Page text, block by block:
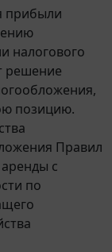
прибыли
налогового
решение
позицию.
Правил
с
по